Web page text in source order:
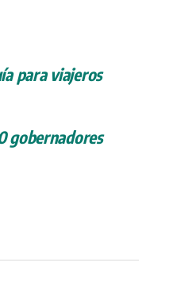
para viajeros
gobernadores